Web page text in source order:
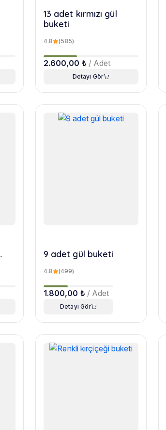
13 adet kırmızı gül
buketi
4.8 (585)
2.600,00 ₺ / Adet
Detayı Gör
9 adet gül buketi
4.8 (499)
1.800,00 ₺ / Adet
Detayı Gör